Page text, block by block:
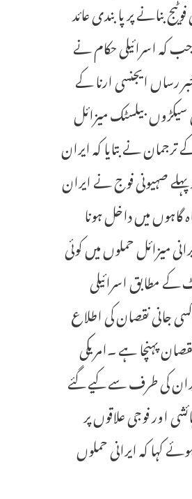
بنانے پر پابندی عائد
منزلہ عمارت کو نقصان پہنچا جب کہ اسرائیلی حکام نے
رساں ایجنسی ارنا کے
بیلسٹک میزائل
نے بتایا کہ ایران
صہیونی فوج نے ایران
گاہوں میں داخل ہونا
میزائل حملوں میں کوئی
کے مطابق اسرائیلی
جانی نقصان کی اطلاع
پہنچا ہے ۔امریکی
کی طرف سے کیے گئے
اور فوجی علاقوں پر
کہا کہ ایرانی حملوں